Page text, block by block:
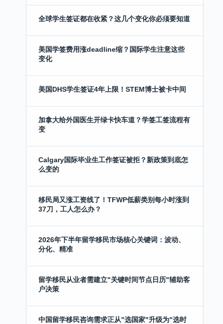
全球学生签证都在收紧？这几个变化你必须要知道
美国学签费用涨deadline缩？国际学生注意这些
变化
美国DHS学生签证4年上限！STEM博士被卡中间
加拿大给外国医生开绿卡快车道？学签工签流程有
变
Calgary国际毕业生工作签证被拒？新政策到底怎
么变的
移民局又涨工资线了！TFWP低薪类别每小时涨到
37刀，工人怎么办？
2026年下半年留学移民市场核心关键词：波动、
分化、精准
留学移民从业者需建立"关键时间节点日历"辅助客
户决策
中国留学移民咨询需求正从"选国家"升级为"选时